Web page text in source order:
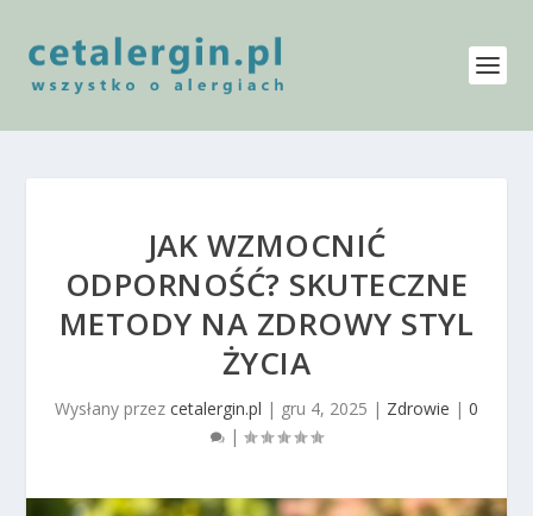
JAK WZMOCNIĆ
ODPORNOŚĆ? SKUTECZNE
METODY NA ZDROWY STYL
ŻYCIA
Wysłany przez cetalergin.pl | gru 4, 2025 | Zdrowie | 0
|